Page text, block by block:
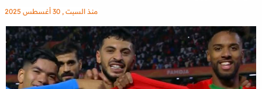
منذ السبت , 30 أغسطس 2025